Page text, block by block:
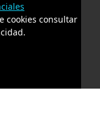
cookies consultar